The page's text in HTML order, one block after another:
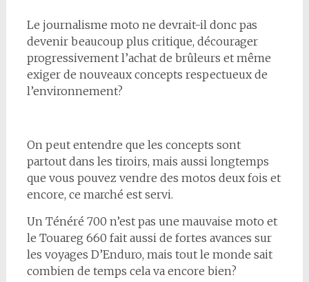
Le journalisme moto ne devrait-il donc pas
devenir beaucoup plus critique, décourager
progressivement l’achat de brûleurs et même
exiger de nouveaux concepts respectueux de
l’environnement?
On peut entendre que les concepts sont
partout dans les tiroirs, mais aussi longtemps
que vous pouvez vendre des motos deux fois et
encore, ce marché est servi.
Un Ténéré 700 n’est pas une mauvaise moto et
le Touareg 660 fait aussi de fortes avances sur
les voyages D’Enduro, mais tout le monde sait
combien de temps cela va encore bien?